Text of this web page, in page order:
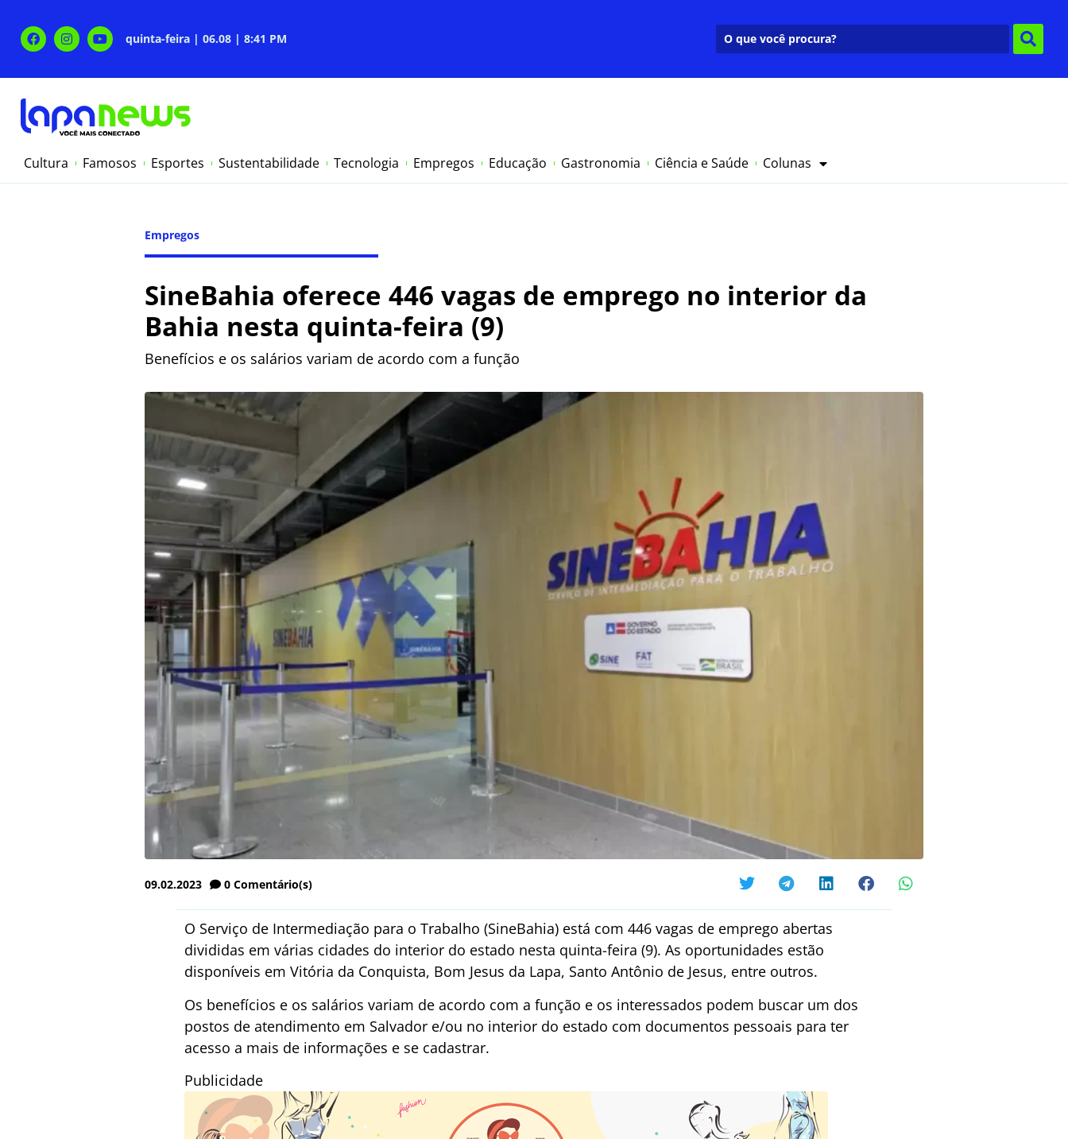
quinta-feira | 06.08 | 8:41 PM
Cultura Famosos Esportes Sustentabilidade Tecnologia Empregos Educação Gastronomia Ciência e Saúde Colunas
Empregos
SineBahia oferece 446 vagas de emprego no interior da
Bahia nesta quinta-feira (9)
Benefícios e os salários variam de acordo com a função
09.02.2023 0 Comentário(s)
O Serviço de Intermediação para o Trabalho (SineBahia) está com 446 vagas de emprego abertas
divididas em várias cidades do interior do estado nesta quinta-feira (9). As oportunidades estão
disponíveis em Vitória da Conquista, Bom Jesus da Lapa, Santo Antônio de Jesus, entre outros.
Os benefícios e os salários variam de acordo com a função e os interessados podem buscar um dos
postos de atendimento em Salvador e/ou no interior do estado com documentos pessoais para ter
acesso a mais de informações e se cadastrar.
Publicidade